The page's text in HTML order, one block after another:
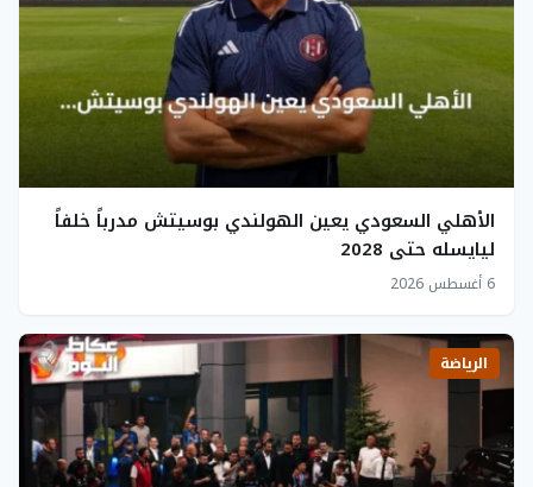
الأهلي السعودي يعين الهولندي بوسيتش مدرباً خلفاً
ليايسله حتى 2028
6 أغسطس 2026
الرياضة